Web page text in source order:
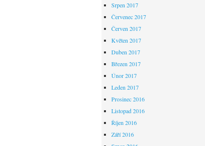
Srpen 2017
Červenec 2017
Červen 2017
Květen 2017
Duben 2017
Březen 2017
Únor 2017
Leden 2017
Prosinec 2016
Listopad 2016
Říjen 2016
Září 2016